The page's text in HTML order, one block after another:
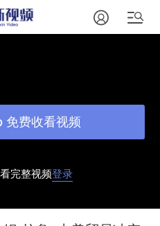
完整视频登录
免费收看视频